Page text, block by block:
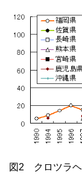
図2 クロツラヘ